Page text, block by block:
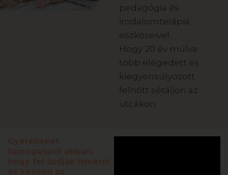
pedagógia és
irodalomterápia
eszközeivel.
Hogy 20 év múlva
több elégedett és
kiegyensúlyozott
felnőtt sétáljon az
utcákon.